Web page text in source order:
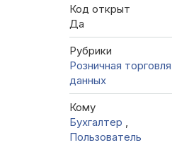
Код открыт
Да
Рубрики
Розничная торговля
данных
Кому
Бухгалтер ,
Пользователь